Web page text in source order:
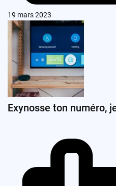
19 mars 2023
Exynosse ton numéro,